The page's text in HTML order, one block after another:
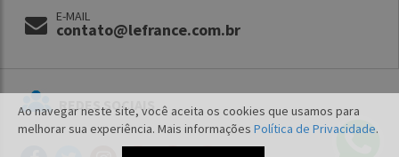
Ao navegar neste site, você aceita os cookies que usamos para
melhorar sua experiência. Mais informações Política de Privacidade.
E-MAIL
contato@lefrance.com.br
REDES SOCIAIS